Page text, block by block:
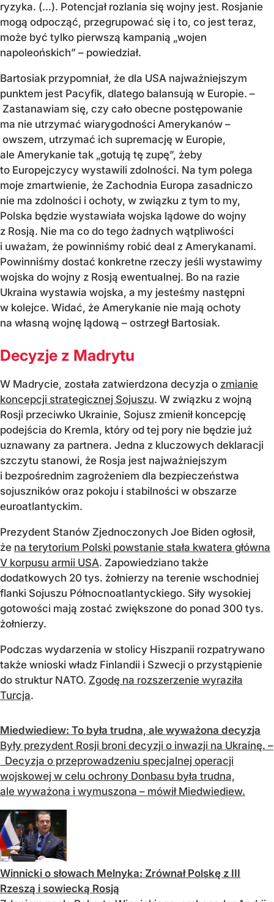
ryzyka. (…). Potencjał rozlania się wojny jest. Rosjanie
mogą odpocząć, przegrupować się i to, co jest teraz,
może być tylko pierwszą kampanią „wojen
napoleońskich” – powiedział.
Bartosiak przypomniał, że dla USA najważniejszym
punktem jest Pacyfik, dlatego balansują w Europie. –
Zastanawiam się, czy cało obecne postępowanie
ma nie utrzymać wiarygodności Amerykanów –
owszem, utrzymać ich supremację w Europie,
ale Amerykanie tak „gotują tę zupę”, żeby
to Europejczycy wystawili zdolności. Na tym polega
moje zmartwienie, że Zachodnia Europa zasadniczo
nie ma zdolności i ochoty, w związku z tym to my,
Polska będzie wystawiała wojska lądowe do wojny
z Rosją. Nie ma co do tego żadnych wątpliwości
i uważam, że powinniśmy robić deal z Amerykanami.
Powinniśmy dostać konkretne rzeczy jeśli wystawimy
wojska do wojny z Rosją ewentualnej. Bo na razie
Ukraina wystawia wojska, a my jesteśmy następni
w kolejce. Widać, że Amerykanie nie mają ochoty
na własną wojnę lądową – ostrzegł Bartosiak.
Decyzje z Madrytu
W Madrycie, została zatwierdzona decyzja o zmianie
koncepcji strategicznej Sojuszu. W związku z wojną
Rosji przeciwko Ukrainie, Sojusz zmienił koncepcję
podejścia do Kremla, który od tej pory nie będzie już
uznawany za partnera. Jedna z kluczowych deklaracji
szczytu stanowi, że Rosja jest najważniejszym
i bezpośrednim zagrożeniem dla bezpieczeństwa
sojuszników oraz pokoju i stabilności w obszarze
euroatlantyckim.
Prezydent Stanów Zjednoczonych Joe Biden ogłosił,
że na terytorium Polski powstanie stała kwatera główna
V korpusu armii USA. Zapowiedziano także
dodatkowych 20 tys. żołnierzy na terenie wschodniej
flanki Sojuszu Północnoatlantyckiego. Siły wysokiej
gotowości mają zostać zwiększone do ponad 300 tys.
żołnierzy.
Podczas wydarzenia w stolicy Hiszpanii rozpatrywano
także wnioski władz Finlandii i Szwecji o przystąpienie
do struktur NATO. Zgodę na rozszerzenie wyraziła
Turcja.
Miedwiediew: To była trudna, ale wyważona decyzja
Były prezydent Rosji broni decyzji o inwazji na Ukrainę. –
Decyzja o przeprowadzeniu specjalnej operacji
wojskowej w celu ochrony Donbasu była trudna,
ale wyważona i wymuszona – mówił Miedwiediew.
Winnicki o słowach Melnyka: Zrównał Polskę z III
Rzeszą i sowiecką Rosją